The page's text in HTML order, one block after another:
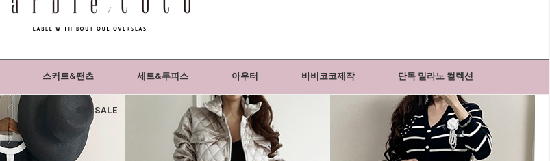
스커트&팬츠 세트&투피스 아우터 바비코코제작 단독 밀라노 컬렉션
80% SALE